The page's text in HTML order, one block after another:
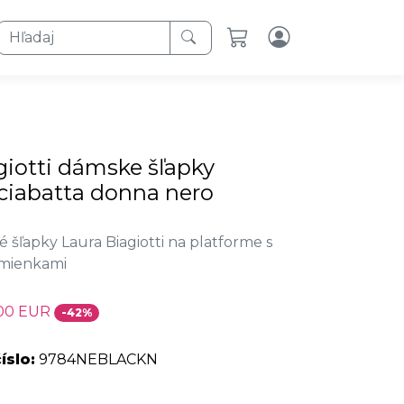
dámske šľapky
donna nero
šľapky Laura Biagiotti na platforme s
EUR -42%
9784NEBLACKN